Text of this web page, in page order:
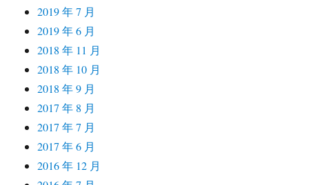
2019 年 7 月
2019 年 6 月
2018 年 11 月
2018 年 10 月
2018 年 9 月
2017 年 8 月
2017 年 7 月
2017 年 6 月
2016 年 12 月